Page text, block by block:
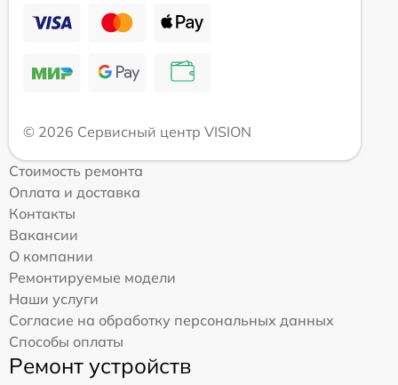
© 2026 Сервисный центр VISION
Стоимость ремонта
Оплата и доставка
Контакты
Вакансии
О компании
Ремонтируемые модели
Наши услуги
Согласие на обработку персональных данных
Способы оплаты
Ремонт устройств